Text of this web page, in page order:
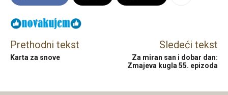
Prethodni tekst
Karta za snove
Sledeći tekst
Za miran san i dobar dan:
Zmajeva kugla 55. epizoda